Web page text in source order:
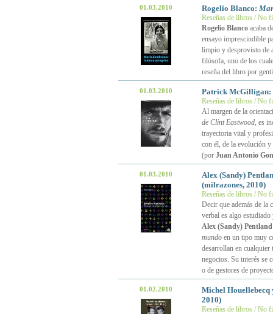
01.03.2010 Rogelio Blanco:
Reseñas de libros / No
Rogelio Blancoacaba
ensayo imprescindible
limpio y desprovisto de
filósofa, uno de los
reseña del libro por
01.03.2010 Patrick McGilligan:
Reseñas de libros / No
Al margen de la
de Clint Eastwood, es
trayectoria vital y
con él, de la evolución
(por Juan Antonio
01.03.2010
Alex (Sandy)
(milrazones, 2010)
Reseñas de libros / No
Decir que además de la
verbal es algo
Alex (Sandy) Pentland
mundoen un tipo muy
desarrollan en
negocios. Su interés se
o de gestores de
01.02.2010
Michel
2010)
Reseñas de libros / No